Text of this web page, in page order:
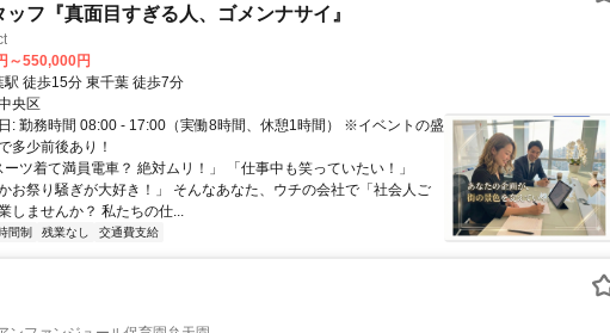
フ『真面目すぎる人、ゴメンナサイ』
～550,000円
アクセス: 千葉駅 徒歩15分 東千葉 徒歩7分
央区
: 勤務時間 08:00 - 17:00（実働8時間、休憩1時間） ※イベントの盛
多少前後あり！
ツ着て満員電車？ 絶対ムリ！」 「仕事中も笑っていたい！」
かお祭り騒ぎが大好き！」 そんなあなた、ウチの会社で「社会人ご
しませんか？ 私たちの仕...
間制 残業なし 交通費支給